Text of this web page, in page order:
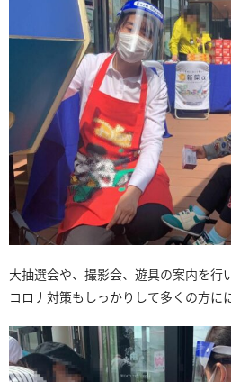
大抽選会や、撮影会、遊具の案内を行
コロナ対策もしっかりして多くの方に